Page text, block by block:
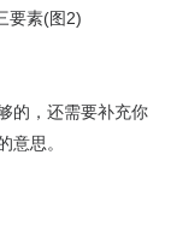
的，还需要补充你
意思。